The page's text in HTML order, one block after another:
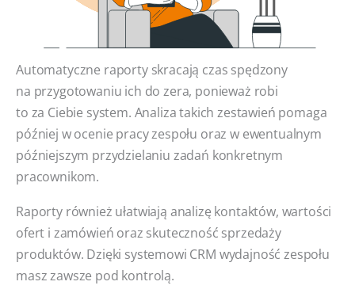
Automatyczne raporty skracają czas spędzony
na przygotowaniu ich do zera, ponieważ robi
to za Ciebie system. Analiza takich zestawień pomaga
później w ocenie pracy zespołu oraz w ewentualnym
późniejszym przydzielaniu zadań konkretnym
pracownikom.
Raporty również ułatwiają analizę kontaktów, wartości
ofert i zamówień oraz skuteczność sprzedaży
produktów. Dzięki systemowi CRM wydajność zespołu
masz zawsze pod kontrolą.